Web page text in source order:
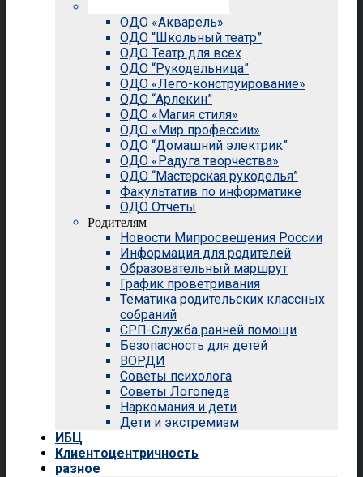
ОДО «Акварель»
ОДО “Школьный театр”
ОДО Театр для всех
ОДО “Рукодельница”
ОДО «Лего-конструирование»
ОДО “Арлекин”
ОДО «Магия стиля»
ОДО «Мир профессии»
ОДО “Домашний электрик”
ОДО «Радуга творчества»
ОДО “Мастерская рукоделья”
Факультатив по информатике
ОДО Отчеты
Родителям
Новости Мипросвещения России
Информация для родителей
Образовательный маршрут
График проветривания
Тематика родительских классных
собраний
СРП-Служба ранней помощи
Безопасность для детей
ВОРДИ
Советы психолога
Советы Логопеда
Наркомания и дети
Дети и экстремизм
ИБЦ
Клиентоцентричность
разное